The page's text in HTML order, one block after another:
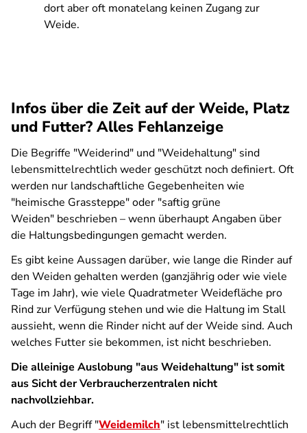
dort aber oft monatelang keinen Zugang zur
Weide.
Infos über die Zeit auf der Weide, Platz
und Futter? Alles Fehlanzeige
Die Begriffe "Weiderind" und "Weidehaltung" sind
lebensmittelrechtlich weder geschützt noch definiert. Oft
werden nur landschaftliche Gegebenheiten wie
"heimische Grassteppe" oder "saftig grüne
Weiden" beschrieben – wenn überhaupt Angaben über
die Haltungsbedingungen gemacht werden.
Es gibt keine Aussagen darüber, wie lange die Rinder auf
den Weiden gehalten werden (ganzjährig oder wie viele
Tage im Jahr), wie viele Quadratmeter Weidefläche pro
Rind zur Verfügung stehen und wie die Haltung im Stall
aussieht, wenn die Rinder nicht auf der Weide sind. Auch
welches Futter sie bekommen, ist nicht beschrieben.
Die alleinige Auslobung "aus Weidehaltung" ist somit
aus Sicht der Verbraucherzentralen nicht
nachvollziehbar.
Auch der Begriff "Weidemilch" ist lebensmittelrechtlich